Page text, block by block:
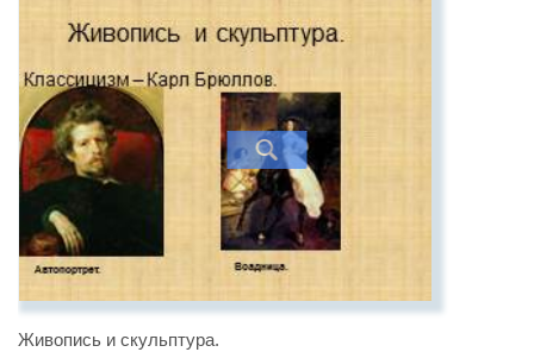
Живопись и скульптура.